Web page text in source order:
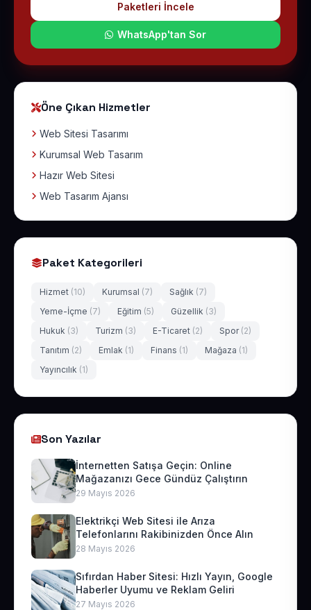
Paketleri İncele
WhatsApp'tan Sor
Öne Çıkan Hizmetler
Web Sitesi Tasarımı
Kurumsal Web Tasarım
Hazır Web Sitesi
Web Tasarım Ajansı
Paket Kategorileri
Hizmet (10) Kurumsal (7) Sağlık (7)
Yeme-İçme (7) Eğitim (5) Güzellik (3)
Hukuk (3) Turizm (3) E-Ticaret (2) Spor (2)
Tanıtım (2) Emlak (1) Finans (1) Mağaza (1)
Yayıncılık (1)
Son Yazılar
İnternetten Satışa Geçin: Online
Mağazanızı Gece Gündüz Çalıştırın
29 Mayıs 2026
Elektrikçi Web Sitesi ile Arıza
Telefonlarını Rakibinizden Önce Alın
28 Mayıs 2026
Sıfırdan Haber Sitesi: Hızlı Yayın, Google
Haberler Uyumu ve Reklam Geliri
27 Mayıs 2026